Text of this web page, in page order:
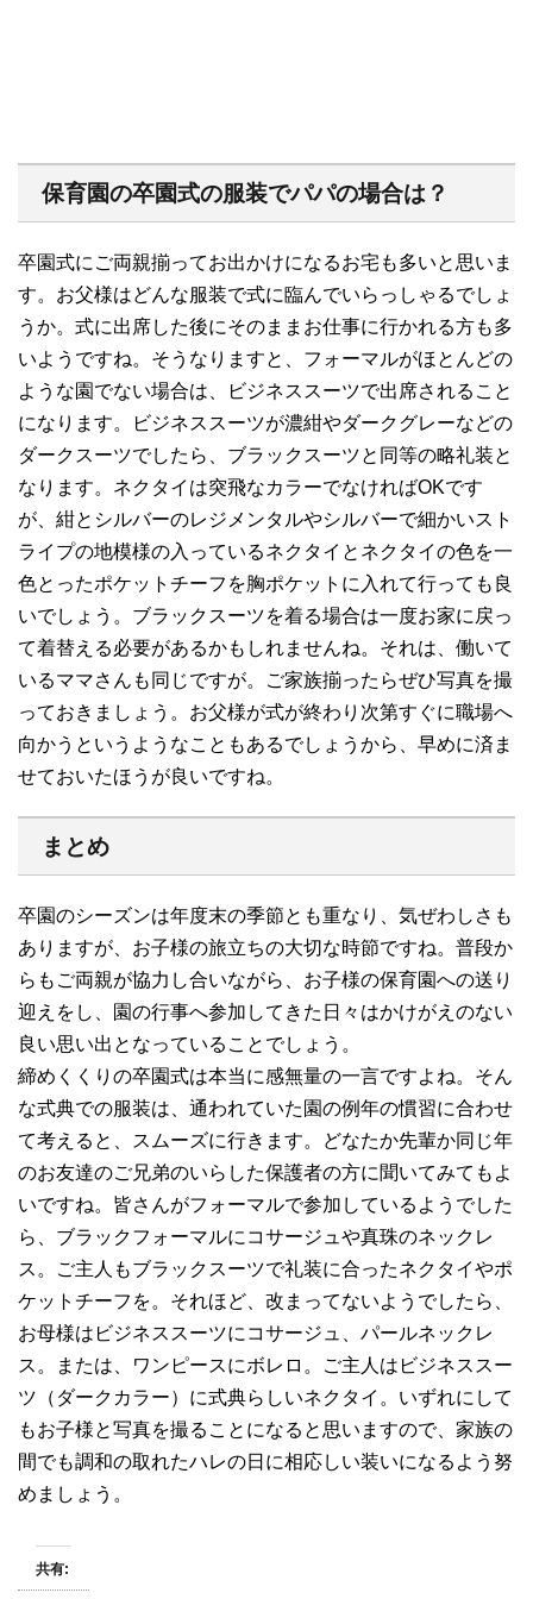
保育園の卒園式の服装でパパの場合は？
卒園式にご両親揃ってお出かけになるお宅も多いと思いま
す。お父様はどんな服装で式に臨んでいらっしゃるでしょ
うか。式に出席した後にそのままお仕事に行かれる方も多
いようですね。そうなりますと、フォーマルがほとんどの
ような園でない場合は、ビジネススーツで出席されること
になります。ビジネススーツが濃紺やダークグレーなどの
ダークスーツでしたら、ブラックスーツと同等の略礼装と
なります。ネクタイは突飛なカラーでなければOKです
が、紺とシルバーのレジメンタルやシルバーで細かいスト
ライプの地模様の入っているネクタイとネクタイの色を一
色とったポケットチーフを胸ポケットに入れて行っても良
いでしょう。ブラックスーツを着る場合は一度お家に戻っ
て着替える必要があるかもしれませんね。それは、働いて
いるママさんも同じですが。ご家族揃ったらぜひ写真を撮
っておきましょう。お父様が式が終わり次第すぐに職場へ
向かうというようなこともあるでしょうから、早めに済ま
せておいたほうが良いですね。
まとめ
卒園のシーズンは年度末の季節とも重なり、気ぜわしさも
ありますが、お子様の旅立ちの大切な時節ですね。普段か
らもご両親が協力し合いながら、お子様の保育園への送り
迎えをし、園の行事へ参加してきた日々はかけがえのない
良い思い出となっていることでしょう。
締めくくりの卒園式は本当に感無量の一言ですよね。そん
な式典での服装は、通われていた園の例年の慣習に合わせ
て考えると、スムーズに行きます。どなたか先輩か同じ年
のお友達のご兄弟のいらした保護者の方に聞いてみてもよ
いですね。皆さんがフォーマルで参加しているようでした
ら、ブラックフォーマルにコサージュや真珠のネックレ
ス。ご主人もブラックスーツで礼装に合ったネクタイやポ
ケットチーフを。それほど、改まってないようでしたら、
お母様はビジネススーツにコサージュ、パールネックレ
ス。または、ワンピースにボレロ。ご主人はビジネススー
ツ（ダークカラー）に式典らしいネクタイ。いずれにして
もお子様と写真を撮ることになると思いますので、家族の
間でも調和の取れたハレの日に相応しい装いになるよう努
めましょう。
共有: